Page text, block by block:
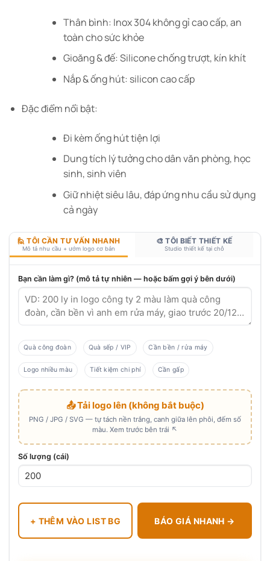
Thân bình: Inox 304 không gỉ cao cấp, an
toàn cho sức khỏe
Gioăng & đế: Silicone chống trượt, kín khít
Nắp & ống hút: silicon cao cấp
Đặc điểm nổi bật:
Đi kèm ống hút tiện lợi
Dung tích lý tưởng cho dân văn phòng, học
sinh, sinh viên
Giữ nhiệt siêu lâu, đáp ứng nhu cầu sử dụng
cả ngày
🙋 TÔI CẦN TƯ VẤN NHANH
Mô tả nhu cầu + ướm logo cơ bản
🎨 TÔI BIẾT THIẾT KẾ
Studio thiết kế tại chỗ
Bạn cần làm gì? (mô tả tự nhiên — hoặc bấm gợi ý bên dưới)
Quà công đoàn Quà sếp / VIP Cần bền / rửa máy
Logo nhiều màu Tiết kiệm chi phí Cần gấp
📤 Tải logo lên (không bắt buộc)
PNG / JPG / SVG — tự tách nền trắng, canh giữa lên phôi, đếm số
màu. Xem trước bên trái ↖
Số lượng (cái)
+ THÊM VÀO LIST BG BÁO GIÁ NHANH →